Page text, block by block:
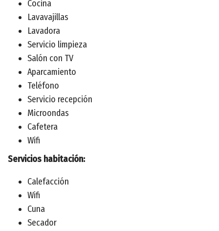
Cocina
Lavavajillas
Lavadora
Servicio limpieza
Salón con TV
Aparcamiento
Teléfono
Servicio recepción
Microondas
Cafetera
Wifi
Servicios habitación:
Calefacción
Wifi
Cuna
Secador